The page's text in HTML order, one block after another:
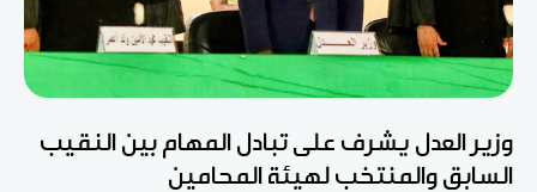
وزير العدل يشرف على تبادل المهام بين النقيب
السابق والمنتخب لهيئة المحامين